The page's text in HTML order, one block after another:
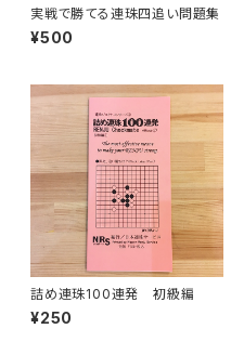
実戦で勝てる連珠四追い問題集
¥500
詰め連珠100連発 初級編
¥250